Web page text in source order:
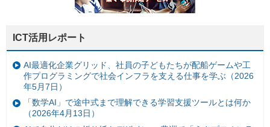
ICT活用レポート
AI最適化企業グリッド、社員の子どもたちが配船ゲームや工
作プログラミングで社会インフラを支える仕事を学ぶ（2026
年5月7日）
「数学AI」で途中式まで理解できる学習支援ツールとは何か
（2026年4月13日）